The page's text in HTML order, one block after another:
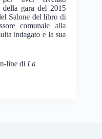
della gara del 2015
Salone del libro di
comunale alla
indagato e la sua
line di La